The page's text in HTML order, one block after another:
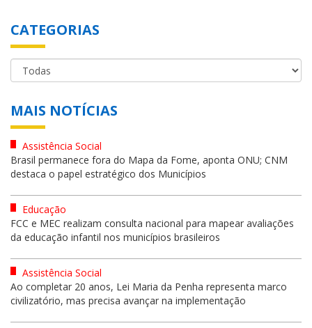
CATEGORIAS
MAIS NOTÍCIAS
Assistência Social
Brasil permanece fora do Mapa da Fome, aponta ONU; CNM
destaca o papel estratégico dos Municípios
Educação
FCC e MEC realizam consulta nacional para mapear avaliações
da educação infantil nos municípios brasileiros
Assistência Social
Ao completar 20 anos, Lei Maria da Penha representa marco
civilizatório, mas precisa avançar na implementação